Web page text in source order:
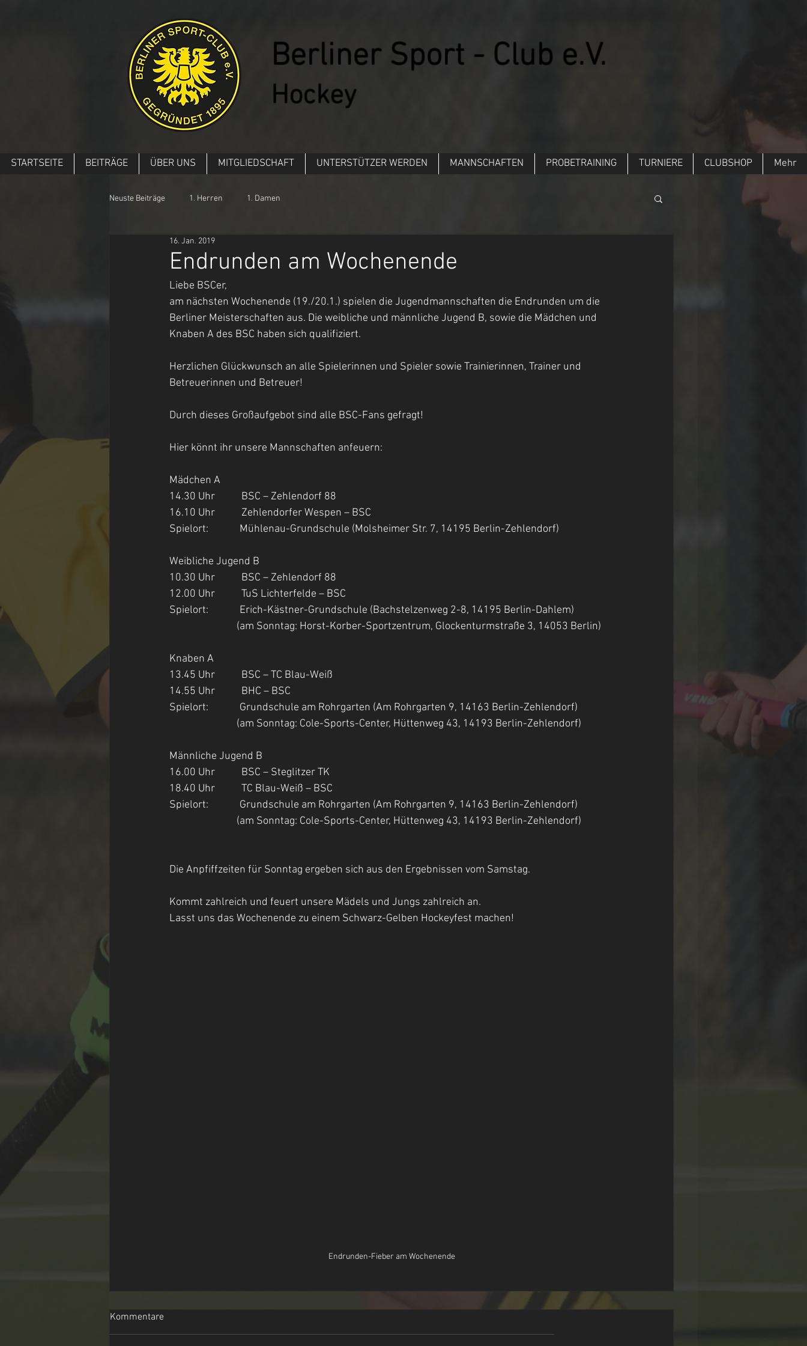
Berliner Sport - Club e.V.
Hockey
Neuste Beiträge 1. Herren 1. Damen
Endrunden am Wochenende
16. Jan. 2019
Liebe BSCer,
am nächsten Wochenende (19./20.1.) spielen die Jugendmannschaften die Endrunden um die
Berliner Meisterschaften aus. Die weibliche und männliche Jugend B, sowie die Mädchen und
Knaben A des BSC haben sich qualifiziert.
Herzlichen Glückwunsch an alle Spielerinnen und Spieler sowie Trainierinnen, Trainer und
Betreuerinnen und Betreuer!
Durch dieses Großaufgebot sind alle BSC-Fans gefragt!
Hier könnt ihr unsere Mannschaften anfeuern:
Mädchen A
14.30 Uhr           BSC – Zehlendorf 88
16.10 Uhr           Zehlendorfer Wespen – BSC
Spielort:             Mühlenau-Grundschule (Molsheimer Str. 7, 14195 Berlin-Zehlendorf)
Weibliche Jugend B
10.30 Uhr           BSC – Zehlendorf 88
12.00 Uhr           TuS Lichterfelde – BSC
Spielort:             Erich-Kästner-Grundschule (Bachstelzenweg 2-8, 14195 Berlin-Dahlem)
                            (am Sonntag: Horst-Korber-Sportzentrum, Glockenturmstraße 3, 14053 Berlin)
Knaben A
13.45 Uhr           BSC – TC Blau-Weiß
14.55 Uhr           BHC – BSC
Spielort:             Grundschule am Rohrgarten (Am Rohrgarten 9, 14163 Berlin-Zehlendorf)
                            (am Sonntag: Cole-Sports-Center, Hüttenweg 43, 14193 Berlin-Zehlendorf)
Männliche Jugend B
16.00 Uhr           BSC – Steglitzer TK
18.40 Uhr           TC Blau-Weiß – BSC
Spielort:             Grundschule am Rohrgarten (Am Rohrgarten 9, 14163 Berlin-Zehlendorf)
                            (am Sonntag: Cole-Sports-Center, Hüttenweg 43, 14193 Berlin-Zehlendorf)
Die Anpfiffzeiten für Sonntag ergeben sich aus den Ergebnissen vom Samstag.
Kommt zahlreich und feuert unsere Mädels und Jungs zahlreich an.
Lasst uns das Wochenende zu einem Schwarz-Gelben Hockeyfest machen!
Endrunden-Fieber am Wochenende
Kommentare
STARTSEITE BEITRÄGE ÜBER UNS MITGLIEDSCHAFT UNTERSTÜTZER WERDEN MANNSCHAFTEN PROBETRAINING TURNIERE CLUBSHOP Mehr